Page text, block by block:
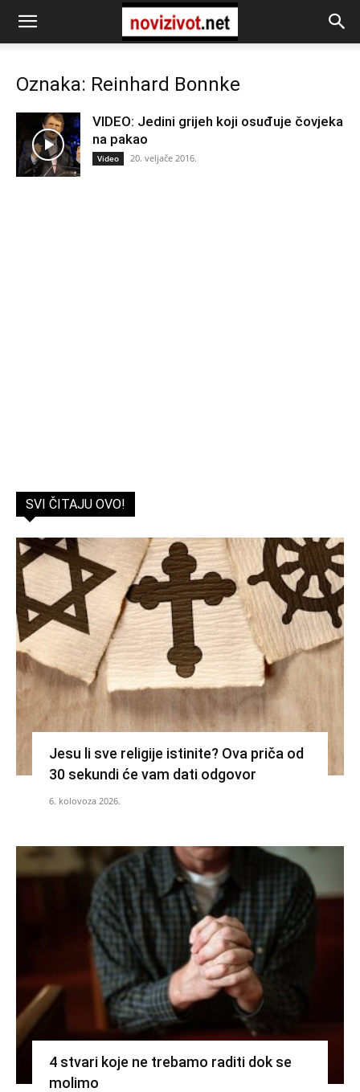
Oznaka: Reinhard Bonnke
VIDEO: Jedini grijeh koji osuđuje čovjeka
na pakao
Video 20. veljače 2016.
SVI ČITAJU OVO!
Jesu li sve religije istinite? Ova priča od
30 sekundi će vam dati odgovor
6. kolovoza 2026.
4 stvari koje ne trebamo raditi dok se
molimo